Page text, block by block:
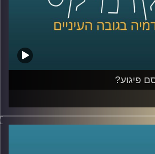
פיגוע?
את התמונה של מטוסי